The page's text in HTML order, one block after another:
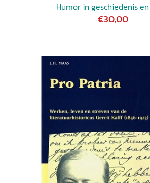
Humor in geschiedenis
€30,00